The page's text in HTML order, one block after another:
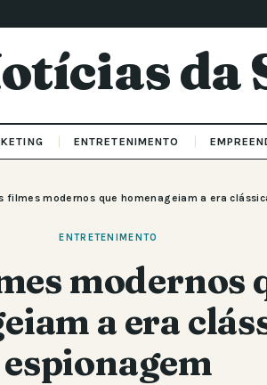
da
ENTRETENIMENTO
filmes modernos que homenageiam a era
ENTRETENIMENTO
modernos
a era
espionagem